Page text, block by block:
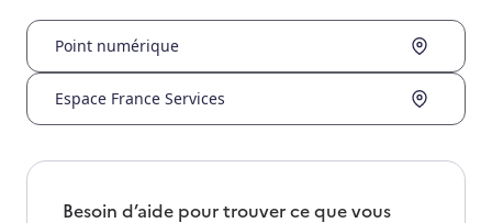
Point numérique
Espace France Services
Besoin d’aide pour trouver ce que vous